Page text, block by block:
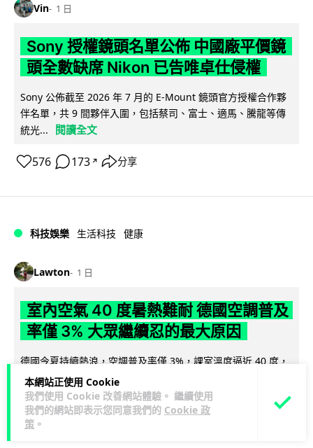
本網站正使用 Cookie
我們使用 Cookie 改善網站體驗。 繼續使用
我們的網站即表示您同意我們的 Cookie 政
策 。
Vin 1 日
Sony 授權鏡頭名單公佈 中國廠平價鏡
頭全數缺席 Nikon 已告唯卓仕侵權
Sony 公佈截至 2026 年 7 月的 E-Mount 鏡頭官方授權合作夥
伴名單，共 9 間夥伴入圍，包括蔡司、富士、適馬、騰龍等傳
統光...
閱讀全文
576 173 ↗ 分享
科技娛樂 生活科技 健康
Lawton 1 日
室內空氣 40 度暑熱難耐 德國空調普及
率僅 3% 大眾繼續忍的最大原因
德國今夏持續熱浪，空調普及率僅 3%，課室溫度逼近 40 度，
全年因高溫死亡人數已升至約 9,800 人。德國及鄰國法國長期
抗拒安裝空調背後... 閱讀全文
136